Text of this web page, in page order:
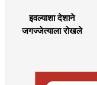
इवल्याशा देशाने
जगज्जेत्याला रोखले